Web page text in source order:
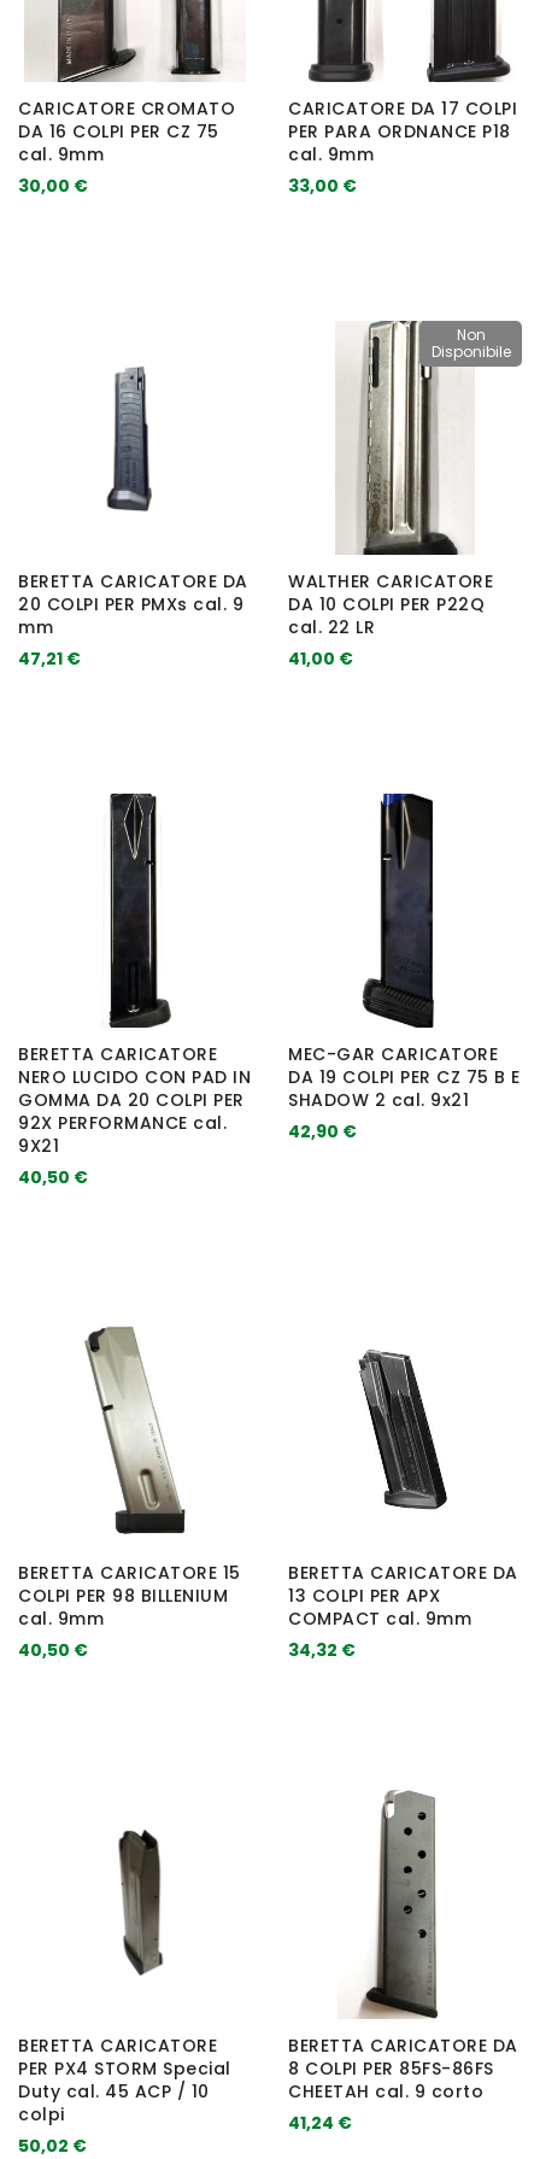
CARICATORE CROMATO
DA 16 COLPI PER CZ 75
cal. 9mm
30,00 €
CARICATORE DA 17 COLPI
PER PARA ORDNANCE P18
cal. 9mm
33,00 €
BERETTA CARICATORE DA
20 COLPI PER PMXs cal. 9
mm
47,21 €
Non
Disponibile
WALTHER CARICATORE
DA 10 COLPI PER P22Q
cal. 22 LR
41,00 €
BERETTA CARICATORE
NERO LUCIDO CON PAD IN
GOMMA DA 20 COLPI PER
92X PERFORMANCE cal.
9X21
40,50 €
MEC-GAR CARICATORE
DA 19 COLPI PER CZ 75 B E
SHADOW 2 cal. 9x21
42,90 €
BERETTA CARICATORE 15
COLPI PER 98 BILLENIUM
cal. 9mm
40,50 €
BERETTA CARICATORE DA
13 COLPI PER APX
COMPACT cal. 9mm
34,32 €
BERETTA CARICATORE
PER PX4 STORM Special
Duty cal. 45 ACP / 10
colpi
50,02 €
BERETTA CARICATORE DA
8 COLPI PER 85FS-86FS
CHEETAH cal. 9 corto
41,24 €